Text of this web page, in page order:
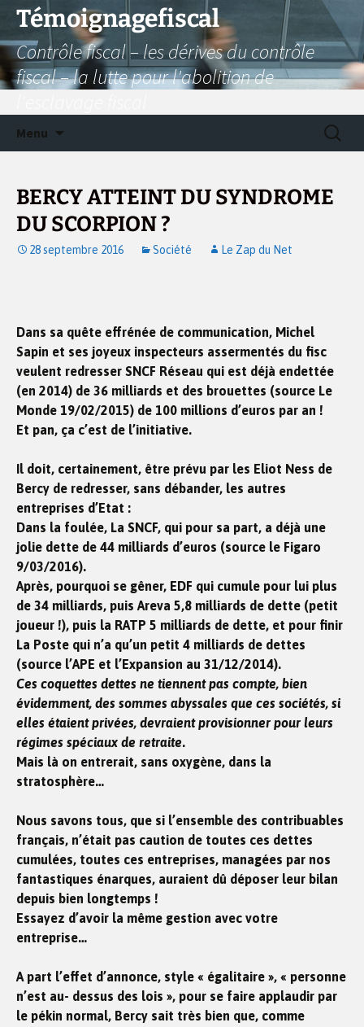
Aller
contenu
Témoignagefiscal
Contrôle fiscal – les dérives du contrôle
fiscal – la lutte pour l'abolition de
Menu
BERCY ATTEINT DU SYNDROME
DU SCORPION ?
28 septembre 2016 Société Le Zap du Net
Dans sa quête effrénée de communication, Michel
Sapin et ses joyeux inspecteurs assermentés du fisc
veulent redresser SNCF Réseau qui est déjà endettée
(en 2014) de 36 milliards et des brouettes (source Le
Monde 19/02/2015) de 100 millions d’euros par an !
Et pan, ça c’est de l’initiative.
Il doit, certainement, être prévu par les Eliot Ness de
Bercy de redresser, sans débander, les autres
entreprises d’Etat :
Dans la foulée, La SNCF, qui pour sa part, a déjà une
jolie dette de 44 milliards d’euros (source le Figaro
9/03/2016).
Après, pourquoi se gêner, EDF qui cumule pour lui plus
de 34 milliards, puis Areva 5,8 milliards de dette (petit
joueur !), puis la RATP 5 milliards de dette, et pour finir
La Poste qui n’a qu’un petit 4 milliards de dettes
(source l’APE et l’Expansion au 31/12/2014).
Ces coquettes dettes ne tiennent pas compte, bien
évidemment, des sommes abyssales que ces sociétés, si
elles étaient privées, devraient provisionner pour leurs
régimes spéciaux de retraite.
Mais là on entrerait, sans oxygène, dans la
stratosphère…
Nous savons tous, que si l’ensemble des contribuables
français, n’était pas caution de toutes ces dettes
cumulées, toutes ces entreprises, managées par nos
fantastiques énarques, auraient dû déposer leur bilan
depuis bien longtemps !
Essayez d’avoir la même gestion avec votre
entreprise…
A part l’effet d’annonce, style « égalitaire », « personne
n’est au- dessus des lois », pour se faire applaudir par
le pékin normal, Bercy sait très bien que, comme